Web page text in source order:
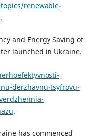
renewable-
.
and Energy Saving of
launched in Ukraine.
derzhavnu-tsyfrovu-
.
has commenced